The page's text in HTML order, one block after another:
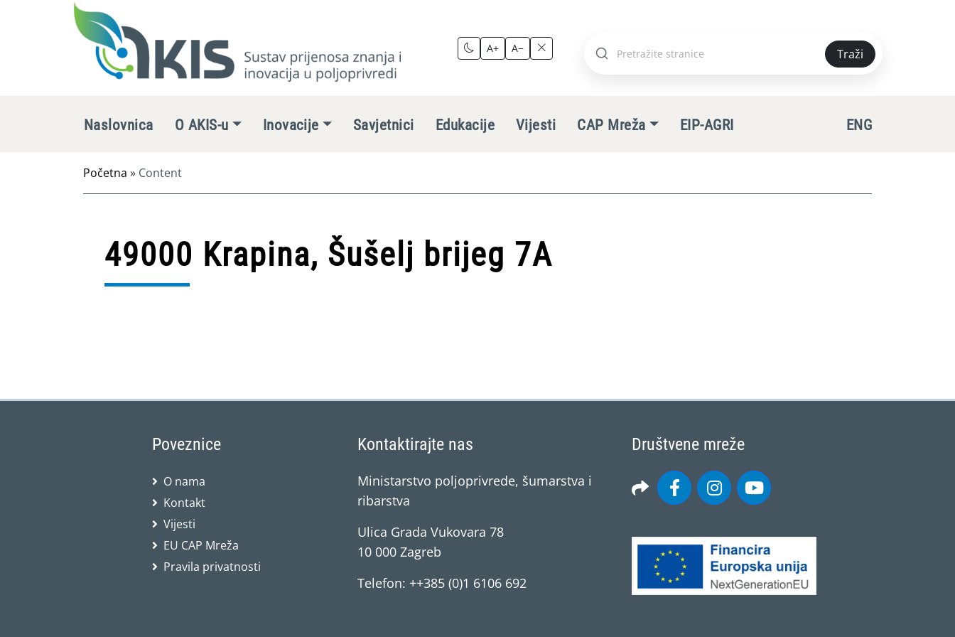
A+ A−
Pretraži
Traži
Naslovnica O AKIS-u Inovacije Savjetnici Edukacije Vijesti CAP Mreža EIP-AGRI ENG
Početna » Content
49000 Krapina, Šušelj brijeg 7A
Poveznice
O nama
Kontakt
Vijesti
EU CAP Mreža
Pravila privatnosti
Kontaktirajte nas
Ministarstvo poljoprivrede, šumarstva i
ribarstva
Ulica Grada Vukovara 78
10 000 Zagreb
Telefon: ++385 (0)1 6106 692
Društvene mreže